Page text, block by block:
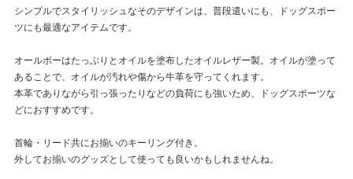
シンプルでスタイリッシュなそのデザインは、普段遣いにも、ドッグスポー
ツにも最適なアイテムです。
オールボーはたっぷりとオイルを塗布したオイルレザー製。オイルが塗って
あることで、オイルが汚れや傷から牛革を守ってくれます。
本革でありながら引っ張ったりなどの負荷にも強いため、ドッグスポーツな
どにおすすめです。
首輪・リード共にお揃いのキーリング付き。
外してお揃いのグッズとして使っても良いかもしれませんね。